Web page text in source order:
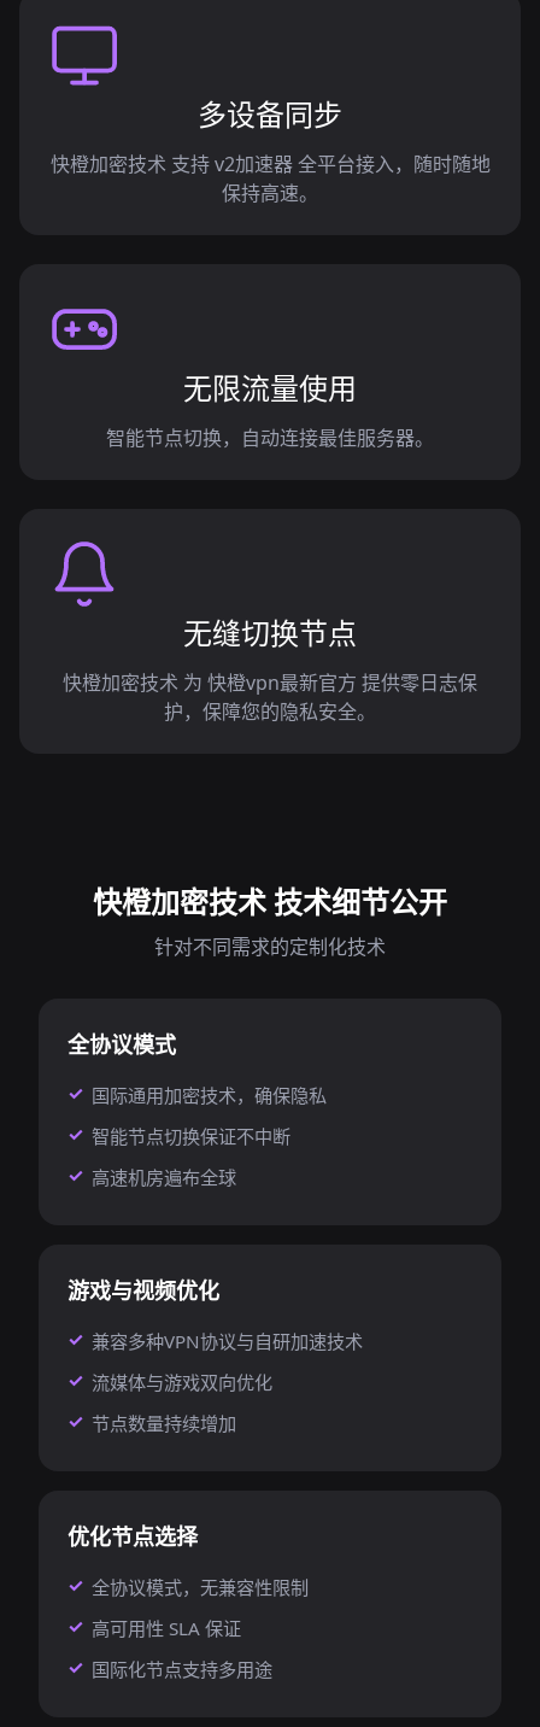
多设备同步
快橙加密技术 支持 v2加速器 全平台接入，随时随地
保持高速。
无限流量使用
智能节点切换，自动连接最佳服务器。
无缝切换节点
快橙加密技术 为 快橙vpn最新官方 提供零日志保
护，保障您的隐私安全。
快橙加密技术 技术细节公开
针对不同需求的定制化技术
全协议模式
国际通用加密技术，确保隐私
智能节点切换保证不中断
高速机房遍布全球
游戏与视频优化
兼容多种VPN协议与自研加速技术
流媒体与游戏双向优化
节点数量持续增加
优化节点选择
全协议模式，无兼容性限制
高可用性 SLA 保证
国际化节点支持多用途